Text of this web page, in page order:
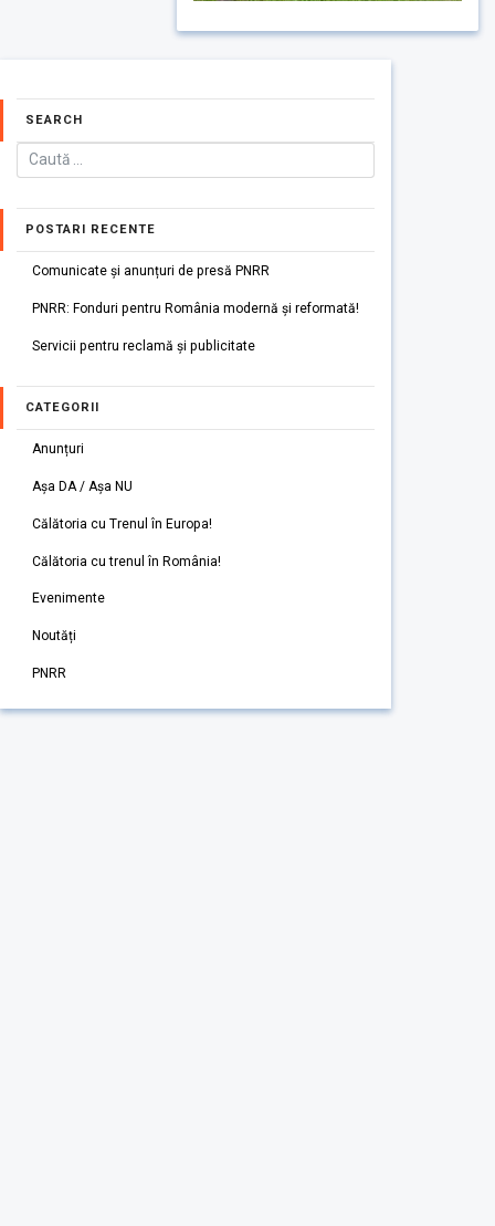
SEARCH
POSTARI RECENTE
Comunicate și anunțuri de presă PNRR
PNRR: Fonduri pentru România modernă și reformată!
Servicii pentru reclamă și publicitate
CATEGORII
Anunțuri
Așa DA / Așa NU
Călătoria cu Trenul în Europa!
Călătoria cu trenul în România!
Evenimente
Noutăți
PNRR